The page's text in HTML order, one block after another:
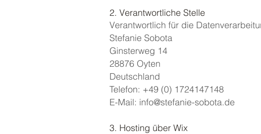
2. Verantwortliche Stelle
Verantwortlich für die
Stefanie Sobota
Ginsterweg 14
28876 Oyten
Deutschland
Telefon: +49 (0) 1724147148
E-Mail: info@stefanie-sobota.de
3. Hosting über Wix